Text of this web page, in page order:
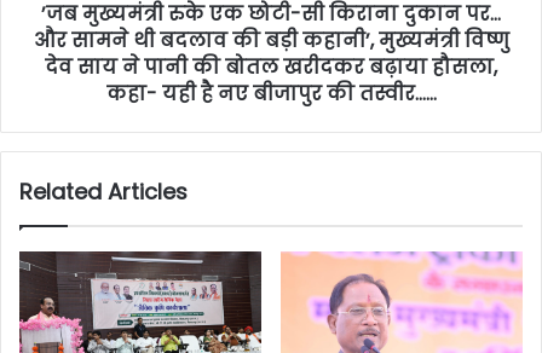
’जब मुख्यमंत्री रुके एक छोटी-सी किराना दुकान पर…
और सामने थी बदलाव की बड़ी कहानी’, मुख्यमंत्री विष्णु
देव साय ने पानी की बोतल खरीदकर बढ़ाया हौसला,
कहा- यही है नए बीजापुर की तस्वीर……
Related Articles